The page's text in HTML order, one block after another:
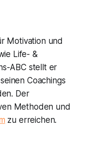
Motivation und
Life- &
ABC stellt er
Coachings
Der
Methoden und
zu erreichen.